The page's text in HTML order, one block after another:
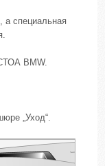
а специальная
BMW.
„Уход“.